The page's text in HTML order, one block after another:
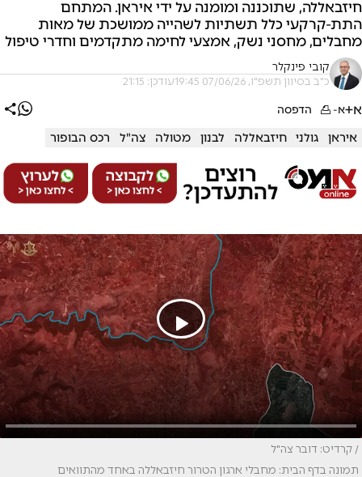
חיזבאללה, שתוכננה ומומנה על ידי איראן. המתחם
התת-קרקעי כלל תשתיות לשהייה ממושכת של מאות
מחבלים, מחסני נשק, אמצעי לחימה מתקדמים וחדרי טיפול
קובי פינקלר
כ"ב בסיוון תשפ"ו, 07/06/26 19:45 עודכן: 21:15
א+א- הדפסה
איראן גולני חיזבאללה לבנון מטולה צה"ל רכס הבופור
/ קרדיט: דובר צה"ל
תמונה בדף הבית: מחבלי ארגון הטרור חיזבאללה באחד מהתוואים